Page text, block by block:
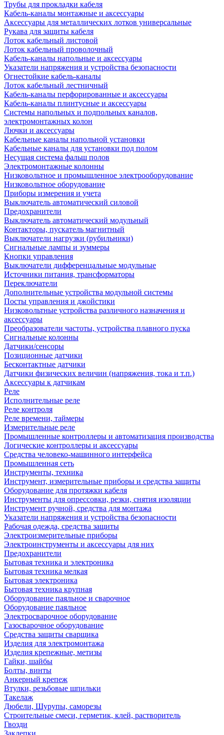
Трубы для прокладки кабеля
Кабель-каналы монтажные и аксессуары
Аксессуары для металлических лотков универсальные
Рукава для защиты кабеля
Лоток кабельный листовой
Лоток кабельный проволочный
Кабель-каналы напольные и аксессуары
Указатели напряжения и устройства безопасности
Огнестойкие кабель-каналы
Лоток кабельный лестничный
Кабель-каналы перфорированные и аксессуары
Кабель-каналы плинтусные и аксессуары
Системы напольных и подпольных каналов,
электромонтажных колон
Лючки и аксессуары
Кабельные каналы напольной установки
Кабельные каналы для установки под полом
Несущая система фальш полов
Электромонтажные колонны
Низковольтное и промышленное электрооборудование
Низковольтное оборудование
Приборы измерения и учета
Выключатель автоматический силовой
Предохранители
Выключатель автоматический модульный
Контакторы, пускатель магнитный
Выключатели нагрузки (рубильники)
Сигнальные лампы и зуммеры
Кнопки управления
Выключатели дифференцальные модульные
Источники питания, трансформаторы
Переключатели
Дополнительные устройства модульной системы
Посты управления и джойстики
Низковольтные устройства различного назначения и
аксессуары
Преобразователи частоты, устройства плавного пуска
Сигнальные колонны
Датчики/сенсоры
Позиционные датчики
Бесконтактные датчики
Датчики физических величин (напряжения, тока и т.п.)
Аксессуары к датчикам
Реле
Исполнительные реле
Реле контроля
Реле времени, таймеры
Измерительные реле
Промышленные контроллеры и автоматизация производства
Логические контроллеры и аксессуары
Средства человеко-машинного интерфейса
Промышленная сеть
Инструменты, техника
Инструмент, измерительные приборы и средства защиты
Оборудование для протяжки кабеля
Инструменты для опрессовки, резки, снятия изоляции
Инструмент ручной, средства для монтажа
Указатели напряжения и устройства безопасности
Рабочая одежда, средства защиты
Электроизмерительные приборы
Электроинструменты и аксессуары для них
Предохранители
Бытовая техника и электроника
Бытовая техника мелкая
Бытовая электроника
Бытовая техника крупная
Оборудование паяльное и сварочное
Оборудование паяльное
Электросварочное оборудование
Газосварочное оборудование
Средства защиты сварщика
Изделия для электромонтажа
Изделия крепежные, метизы
Гайки, шайбы
Болты, винты
Анкерный крепеж
Втулки, резьбовые шпильки
Такелаж
Дюбели, Шурупы, саморезы
Строительные смеси, герметик, клей, растворитель
Гвозди
Заклепки